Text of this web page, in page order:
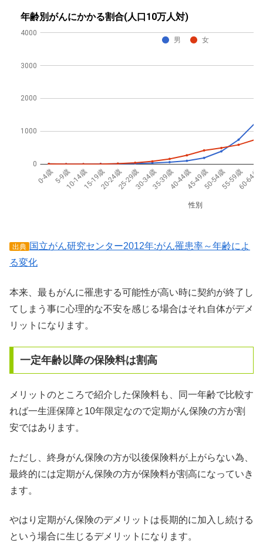
出典 国立がん研究センター2012年:がん罹患率～年齢によ
る変化
本来、最もがんに罹患する可能性が高い時に契約が終了し
てしまう事に心理的な不安を感じる場合はそれ自体がデメ
リットになります。
一定年齢以降の保険料は割高
メリットのところで紹介した保険料も、同一年齢で比較す
れば一生涯保障と10年限定なので定期がん保険の方が割
安ではあります。
ただし、終身がん保険の方が以後保険料が上がらない為、
最終的には定期がん保険の方が保険料が割高になっていき
ます。
やはり定期がん保険のデメリットは長期的に加入し続ける
という場合に生じるデメリットになります。